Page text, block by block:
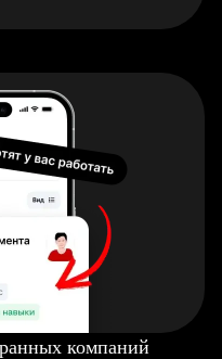
компаний